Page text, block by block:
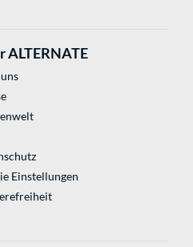
ALTERNATE
Einstellungen